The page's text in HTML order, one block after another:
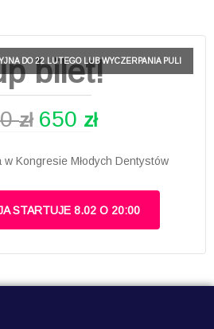
bilet!
zł 650 zł
Kongresie Młodych Dentystów
STARTUJE 8.02 O 20:00